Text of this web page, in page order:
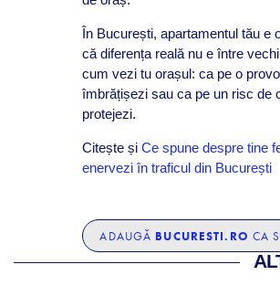
În București, apartamentul tău e
că diferența reală nu e între
cum vezi tu orașul: ca pe o
îmbrățișezi sau ca pe un risc de
protejezi.
Citește și Ce spune despre tine
enervezi în traficul din București
ADAUGĂ BUCURESTI.RO CA